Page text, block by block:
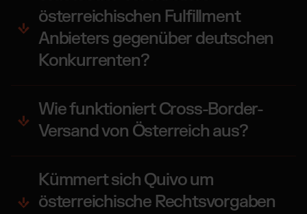
österreichischen Fulfillment
Anbieters gegenüber deutschen
Konkurrenten?
Wie funktioniert Cross-Border-
Versand von Österreich aus?
Kümmert sich Quivo um
österreichische Rechtsvorgaben